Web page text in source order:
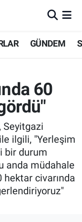
GÜNDEM
60
Seyitgazi
ilgili, "Yerleşim
bir durum
anda müdahale
hektar civarında